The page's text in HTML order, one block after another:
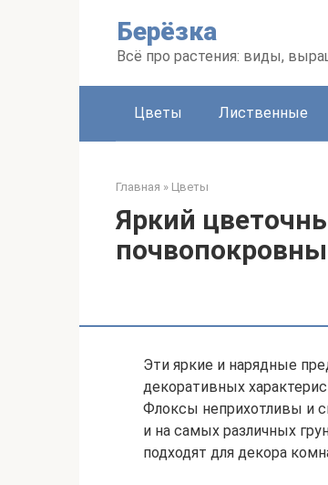
Берёзка
Всё про растения: виды,
Цветы Лиственные
Главная » Цветы
Яркий
Эти яркие и нарядные
декоративных
Флоксы неприхотливы и
и на самых различных
подходят для декора